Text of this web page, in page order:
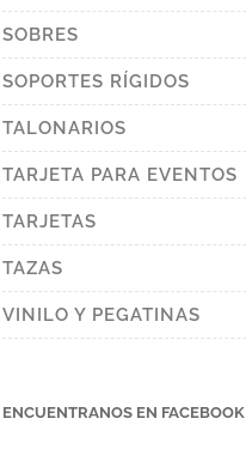
SOBRES
SOPORTES RÍGIDOS
TALONARIOS
TARJETA PARA EVENTOS
TARJETAS
TAZAS
VINILO Y PEGATINAS
ENCUENTRANOS EN FACEBOOK